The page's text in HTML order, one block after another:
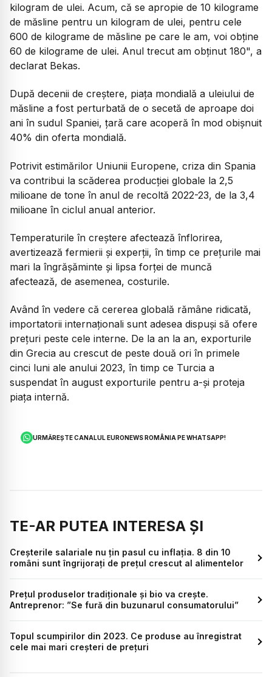
kilogram de ulei. Acum, că se apropie de 10 kilograme
de măsline pentru un kilogram de ulei, pentru cele
600 de kilograme de măsline pe care le am, voi obține
60 de kilograme de ulei. Anul trecut am obținut 180", a
declarat Bekas.
După decenii de creștere, piața mondială a uleiului de
măsline a fost perturbată de o secetă de aproape doi
ani în sudul Spaniei, țară care acoperă în mod obișnuit
40% din oferta mondială.
Potrivit estimărilor Uniunii Europene, criza din Spania
va contribui la scăderea producției globale la 2,5
milioane de tone în anul de recoltă 2022-23, de la 3,4
milioane în ciclul anual anterior.
Temperaturile în creștere afectează înflorirea,
avertizează fermierii și experții, în timp ce prețurile mai
mari la îngrășăminte și lipsa forței de muncă
afectează, de asemenea, costurile.
Având în vedere că cererea globală rămâne ridicată,
importatorii internaționali sunt adesea dispuși să ofere
prețuri peste cele interne. De la an la an, exporturile
din Grecia au crescut de peste două ori în primele
cinci luni ale anului 2023, în timp ce Turcia a
suspendat în august exporturile pentru a-și proteja
piața internă.
URMĂREȘTE CANALUL EURONEWS ROMÂNIA PE WHATSAPP!
TE-AR PUTEA INTERESA ȘI
Creșterile salariale nu țin pasul cu inflația. 8 din 10
români sunt îngrijorați de prețul crescut al alimentelor
Prețul produselor tradiționale și bio va crește.
Antreprenor: ”Se fură din buzunarul consumatorului”
Topul scumpirilor din 2023. Ce produse au înregistrat
cele mai mari creșteri de prețuri